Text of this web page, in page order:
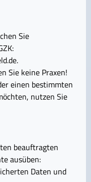
Sie
Sie keine Praxen!
einen bestimmten
nutzen Sie
beauftragten
ausüben:
Daten und